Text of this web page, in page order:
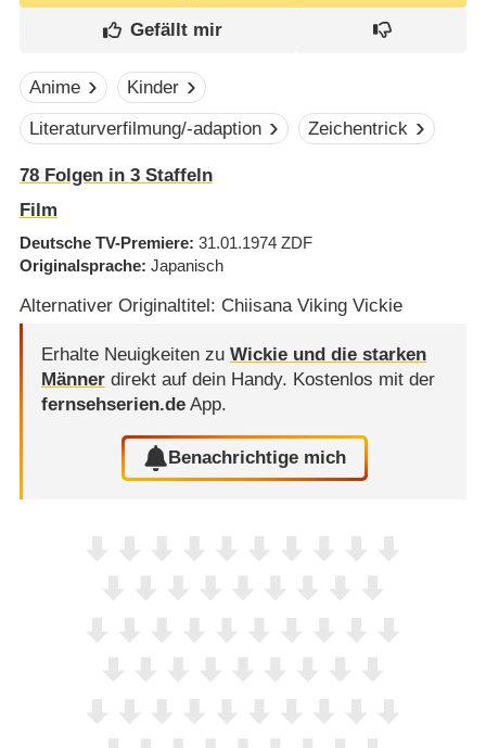
Anime
Kinder
Literaturverfilmung/-adaption
Zeichentrick
78Folgen in 3Staffeln
Film
Deutsche TV-Premiere 31.01.1974 ZDF
Originalsprache Japanisch
Alternativer Originaltitel: Chiisana Viking Vickie
Erhalte Neuigkeiten zu Wickie und die starken
Männerdirekt auf dein Handy. Kostenlos mit der
fernsehserien.deApp.
Benachrichtige mich